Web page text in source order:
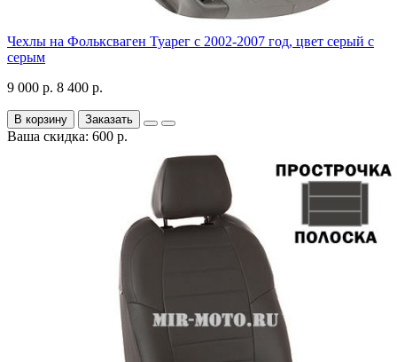
Чехлы на Фольксваген Туарег с 2002-2007 год, цвет серый с
серым
9 000 р. 8 400 р.
В корзину Заказать
Ваша скидка: 600 р.